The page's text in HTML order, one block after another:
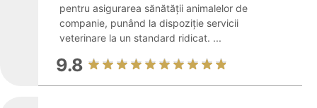
pentru asigurarea sănătății animalelor de
companie, punând la dispoziție servicii
veterinare la un standard ridicat. ...
9.8